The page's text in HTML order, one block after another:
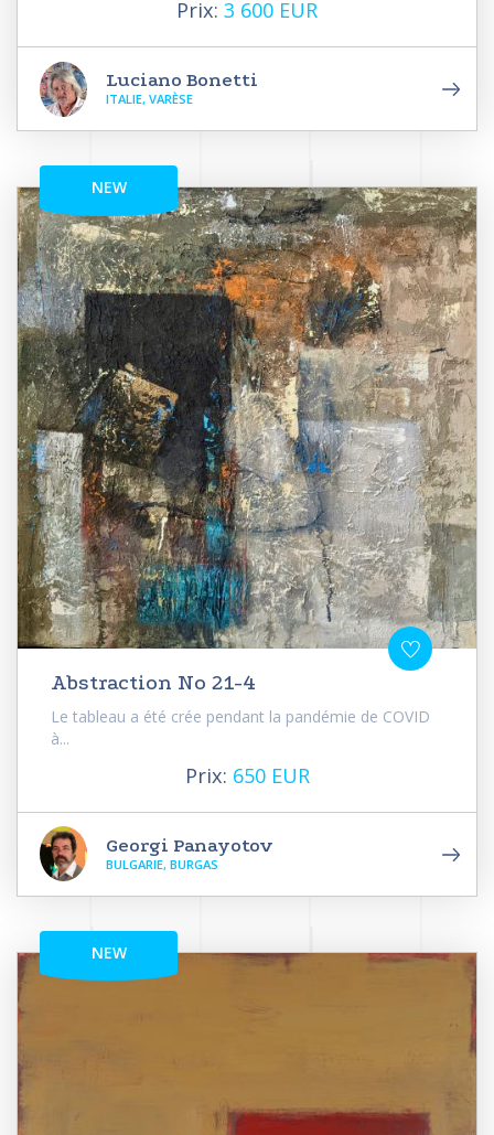
Prix: 3 600 EUR
Luciano Bonetti
ITALIE, VARÈSE
NEW
Abstraction No 21-4
Le tableau a été crée pendant la pandémie de COVID
à...
Prix: 650 EUR
Georgi Panayotov
BULGARIE, BURGAS
NEW